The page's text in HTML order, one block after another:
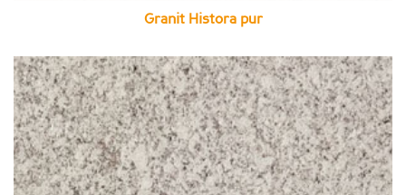
Granit Histora pur